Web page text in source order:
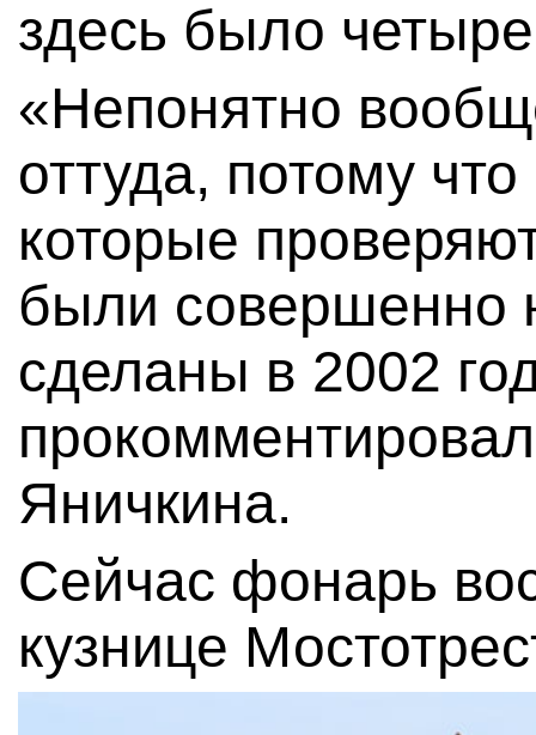
здесь было
«Непонятно
оттуда, потому
которые
были
сделаны в 2002
Яничкина.
Сейчас фонарь
кузнице